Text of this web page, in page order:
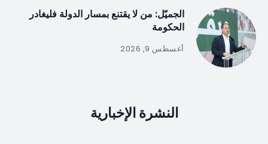
الجميّل: من لا يقتنع بمسار الدولة فليغادر
الحكومة
أغسطس 9, 2026
النشرة الإخبارية